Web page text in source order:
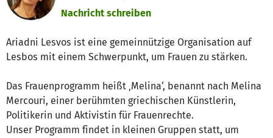
Nachricht schreiben
Ariadni Lesvos ist eine gemeinnützige Organisation auf
Lesbos mit einem Schwerpunkt, um Frauen zu stärken.
Das Frauenprogramm heißt ‚Melina‘, benannt nach Melina
Mercouri, einer berühmten griechischen Künstlerin,
Politikerin und Aktivistin für Frauenrechte.
Unser Programm findet in kleinen Gruppen statt, um